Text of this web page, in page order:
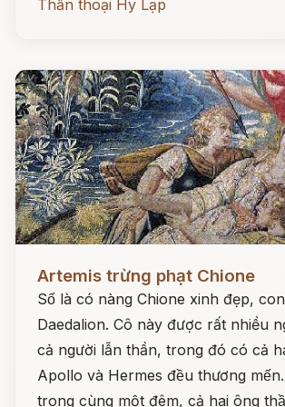
Thần thoại Hy Lạp
Artemis trừng phạt Chione
Số là có nàng Chione xinh đẹp,
Daedalion. Cô này được rất nhiều
cả người lẫn thần, trong đó có cả
Apollo và Hermes đều thương
trong cùng một đêm, cả hai ông